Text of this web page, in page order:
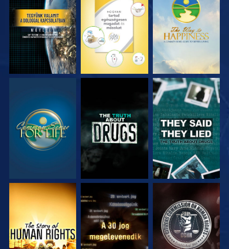
MŰSORNÉZÉS MŰSORNÉZÉS MŰSORNÉZÉS
MŰSORNÉZÉS MŰSORNÉZÉS MŰSORNÉZÉS
MŰSORNÉZÉS MŰSORNÉZÉS MŰSORNÉZÉS